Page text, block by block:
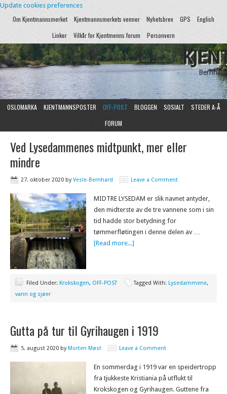
Update cookies preferences
Om Kjentmannsmerket Kjentmannsmerkets venner Nyhetsbrev GPS
English
Linker
Vilkår for Kjentmenns forum Personvern
OSLOMARKA KJENTMANNSPOSTER OFF-POST BLOGGEN SOSIALT
STEDER A-Å
FORUM
Ved Lysedammenes midtpunkt, mer eller
mindre
27. oktober 2020 byVesle-Bernhard Leave a Comment
MIDTRE LYSEDAM er slik navnet antyder,
den midterste av de tre vannene som i sin
tid hadde stor betydning for
tømmerfløtingen i denne delen av …
[Read more...]
Filed Under: Krokskogen, OFF-POST Tagged With: Lysedammene,
vann og sjøer
Gutta på tur til Gyrihaugen i 1919
5. august 2020 byMorten Møst Leave a Comment
En sommerdag i 1919 var en speidertropp
fra tjukkeste Kristiania på utflukt til
Krokskogen og Gyrihaugen. Guttene fra